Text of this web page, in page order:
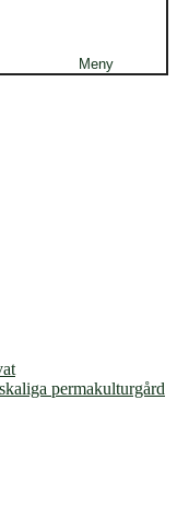
Meny
permakulturgård